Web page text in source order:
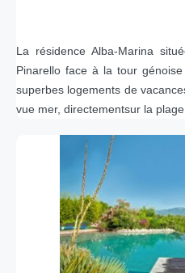
La résidence Alba-Marina
Pinarello face à la tour
superbes logements de
vue mer, directementsur la